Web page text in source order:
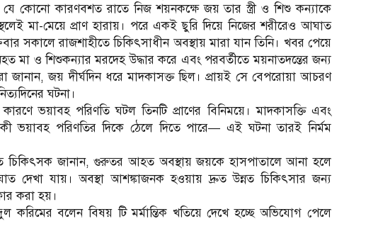
কোনো কারণবশত রাতে নিজ শয়নকক্ষে জয় তার স্ত্রী ও শিশু কন্যাকে
মা-মেয়ে প্রাণ হারায়। পরে একই ছুরি দিয়ে নিজের শরীরেও আঘাত
সকালে রাজশাহীতে চিকিৎসাধীন অবস্থায় মারা যান তিনি। খবর পেয়ে
মা ও শিশুকন্যার মরদেহ উদ্ধার করে এবং পরবর্তীতে ময়নাতদন্তের জন্য
জানান, জয় দীর্ঘদিন ধরে মাদকাসক্ত ছিল। প্রায়ই সে বেপরোয়া আচরণ
ঘটনা।
কারণে ভয়াবহ পরিণতি ঘটল তিনটি প্রাণের বিনিময়ে। মাদকাসক্তি এবং
কী ভয়াবহ পরিণতির দিকে ঠেলে দিতে পারে— এই ঘটনা তারই নির্মম
চিকিৎসক জানান, গুরুতর আহত অবস্থায় জয়কে হাসপাতালে আনা হলে
দেখা যায়। অবস্থা আশঙ্কাজনক হওয়ায় দ্রুত উন্নত চিকিৎসার জন্য
করা হয়।
করিমের বলেন বিষয় টি মর্মান্তিক খতিয়ে দেখে হচ্ছে অভিযোগ পেলে